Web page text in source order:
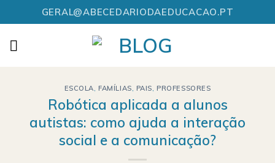
to
content
GERAL@ABECEDARIODAEDUCACAO.PT
ESCOLA,FAMÍLIAS, PAIS,PROFESSORES
Robótica aplicada a alunos
autistas: como ajuda a interação
social e a comunicação?